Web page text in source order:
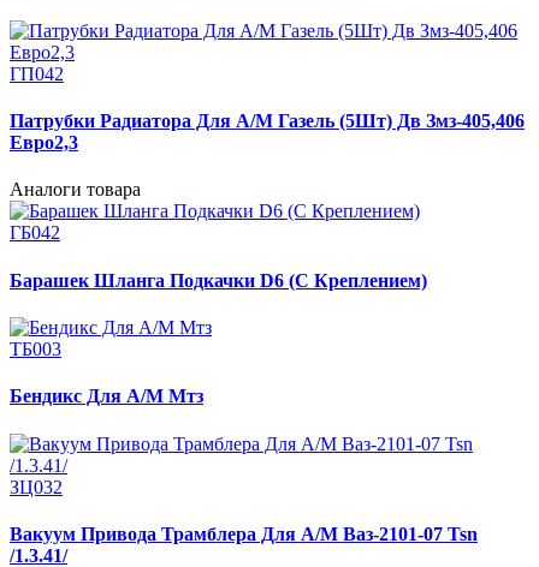
ГП042
Патрубки Радиатора Для А/М Газель (5Шт) Дв Змз-405,406
Евро2,3
Аналоги товара
ГБ042
Барашек Шланга Подкачки D6 (С Креплением)
ТБ003
Бендикс Для А/М Мтз
ЗЦ032
Вакуум Привода Трамблера Для А/М Ваз-2101-07 Tsn
/1.3.41/